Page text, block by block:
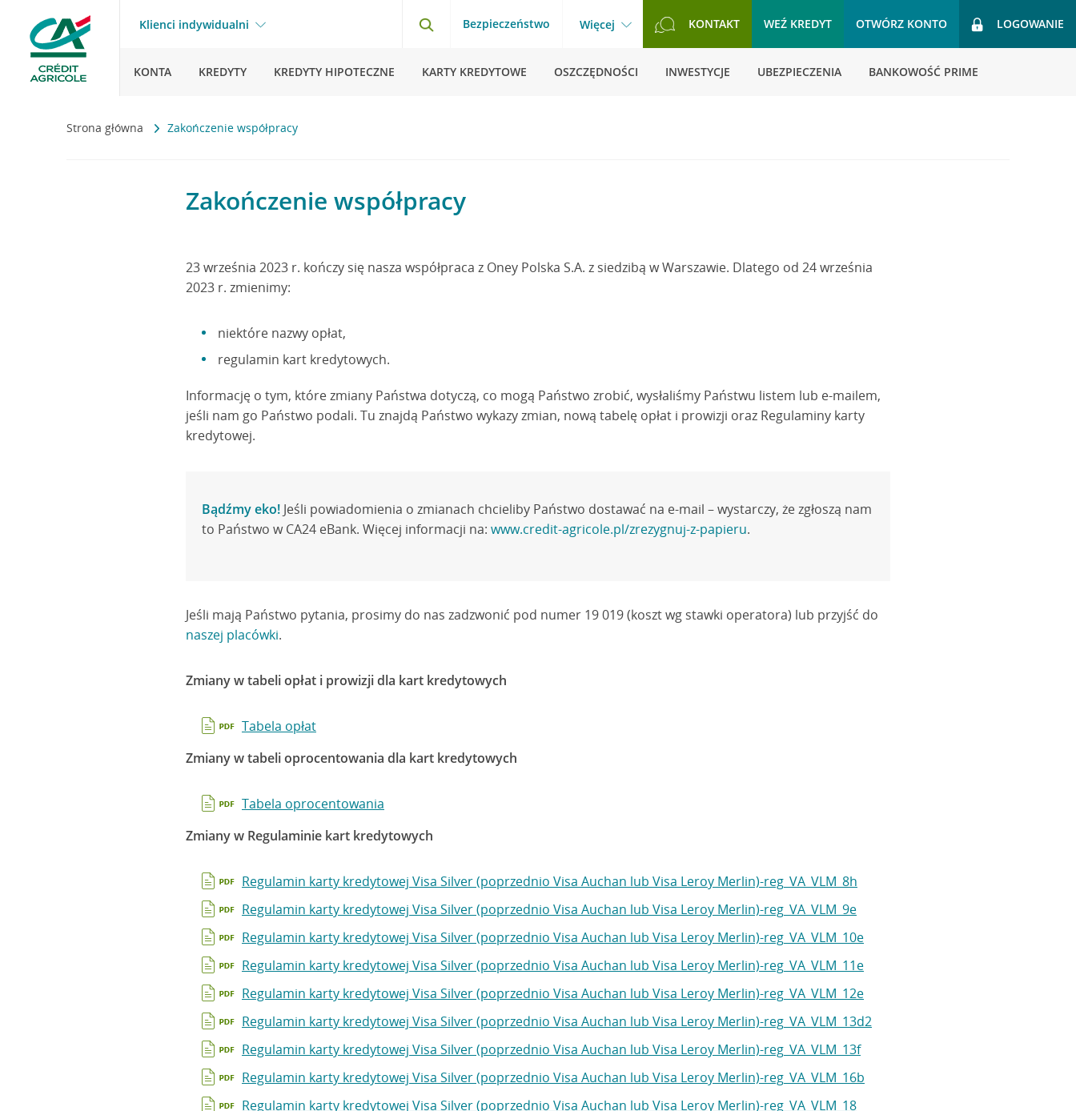
Klienci indywidualni Bezpieczeństwo Więcej KONTAKT WEŹ KREDYT OTWÓRZ KONTO LOGOWANIE
KONTA KREDYTY KREDYTY HIPOTECZNE KARTY KREDYTOWE OSZCZĘDNOŚCI INWESTYCJE UBEZPIECZENIA BANKOWOŚĆ PRIME
Strona główna Zakończenie współpracy
Zakończenie współpracy
23 września 2023 r. kończy się nasza współpraca z Oney Polska S.A. z siedzibą w Warszawie. Dlatego od 24 września
2023 r. zmienimy:
niektóre nazwy opłat,
regulamin kart kredytowych.
Informację o tym, które zmiany Państwa dotyczą, co mogą Państwo zrobić, wysłaliśmy Państwu listem lub e-mailem,
jeśli nam go Państwo podali. Tu znajdą Państwo wykazy zmian, nową tabelę opłat i prowizji oraz Regulaminy karty
kredytowej.
Bądźmy eko! Jeśli powiadomienia o zmianach chcieliby Państwo dostawać na e-mail – wystarczy, że zgłoszą nam
to Państwo w CA24 eBank. Więcej informacji na: www.credit-agricole.pl/zrezygnuj-z-papieru.
Jeśli mają Państwo pytania, prosimy do nas zadzwonić pod numer 19 019 (koszt wg stawki operatora) lub przyjść do
naszej placówki.
Zmiany w tabeli opłat i prowizji dla kart kredytowych
Tabela opłat
Zmiany w tabeli oprocentowania dla kart kredytowych
Tabela oprocentowania
Zmiany w Regulaminie kart kredytowych
Regulamin karty kredytowej Visa Silver (poprzednio Visa Auchan lub Visa Leroy Merlin)-reg_VA_VLM_8h
Regulamin karty kredytowej Visa Silver (poprzednio Visa Auchan lub Visa Leroy Merlin)-reg_VA_VLM_9e
Regulamin karty kredytowej Visa Silver (poprzednio Visa Auchan lub Visa Leroy Merlin)-reg_VA_VLM_10e
Regulamin karty kredytowej Visa Silver (poprzednio Visa Auchan lub Visa Leroy Merlin)-reg_VA_VLM_11e
Regulamin karty kredytowej Visa Silver (poprzednio Visa Auchan lub Visa Leroy Merlin)-reg_VA_VLM_12e
Regulamin karty kredytowej Visa Silver (poprzednio Visa Auchan lub Visa Leroy Merlin)-reg_VA_VLM_13d2
Regulamin karty kredytowej Visa Silver (poprzednio Visa Auchan lub Visa Leroy Merlin)-reg_VA_VLM_13f
Regulamin karty kredytowej Visa Silver (poprzednio Visa Auchan lub Visa Leroy Merlin)-reg_VA_VLM_16b
Regulamin karty kredytowej Visa Silver (poprzednio Visa Auchan lub Visa Leroy Merlin)-reg_VA_VLM_18